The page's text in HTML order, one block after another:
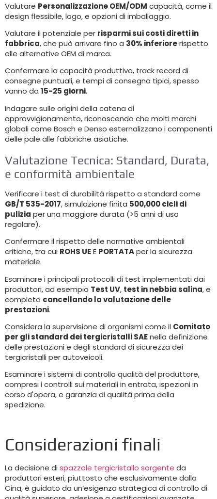
Valutare Personalizzazione OEM/ODM capacità, come il
design flessibile, logo, e opzioni di imballaggio.
Valutare il potenziale per risparmi sui costi diretti in
fabbrica, che può arrivare fino a 30% inferiorerispetto
alle alternative OEM di marca.
Confermare la capacità produttiva, track record di
consegne puntuali, e tempi di consegna tipici, spesso
vanno da 15-25 giorni.
Indagare sulle origini della catena di
approvvigionamento, riconoscendo che molti marchi
globali come Bosch e Denso esternalizzano i componenti
delle pale alle fabbriche asiatiche.
Valutazione Tecnica: Standard, Durata,
e conformità ambientale
Verificare i test di durabilità rispetto a standard come
GB/T 535-2017, simulazione finita 500,000 cicli di
pulizia per una maggiore durata (>5 anni di uso
regolare).
Confermare il rispetto delle normative ambientali
critiche, tra cui ROHS UEE PORTATAper la sicurezza
materiale.
Esaminare i principali protocolli di test implementati dai
produttori, ad esempio Test UV, test in nebbia salina, e
completo cancellando la valutazione delle
prestazioni.
Considera la supervisione di organismi come il Comitato
per gli standard dei tergicristalli SAEnella definizione
delle prestazioni e degli standard di sicurezza dei
tergicristalli per autoveicoli.
Esaminare i sistemi di controllo qualità del produttore,
compresi i controlli sui materiali in entrata, ispezioni in
corso d'opera, e garanzia di qualità prima della
spedizione.
Considerazioni finali
La decisione di spazzole tergicristallo sorgente da
produttori esteri, piuttosto che esclusivamente dalla
Cina, è guidato da un’esigenza strategica di controllo di